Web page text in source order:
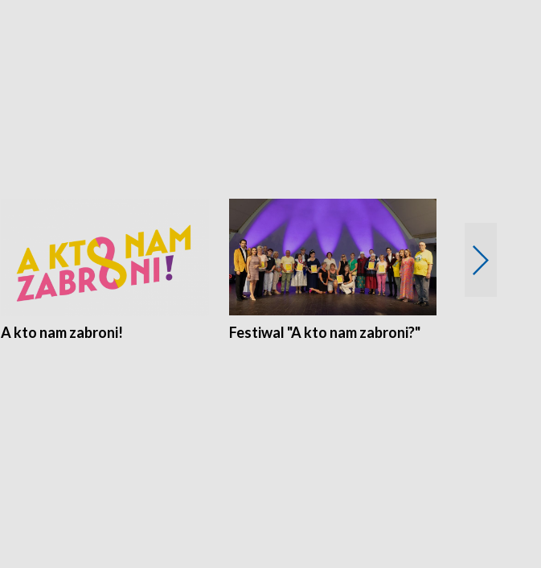
A kto nam zabroni! Festiwal "A kto nam zabroni?"